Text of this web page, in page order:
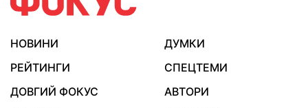
НОВИНИ
ДУМКИ
РЕЙТИНГИ
СПЕЦТЕМИ
ДОВГИЙ ФОКУС
АВТОРИ